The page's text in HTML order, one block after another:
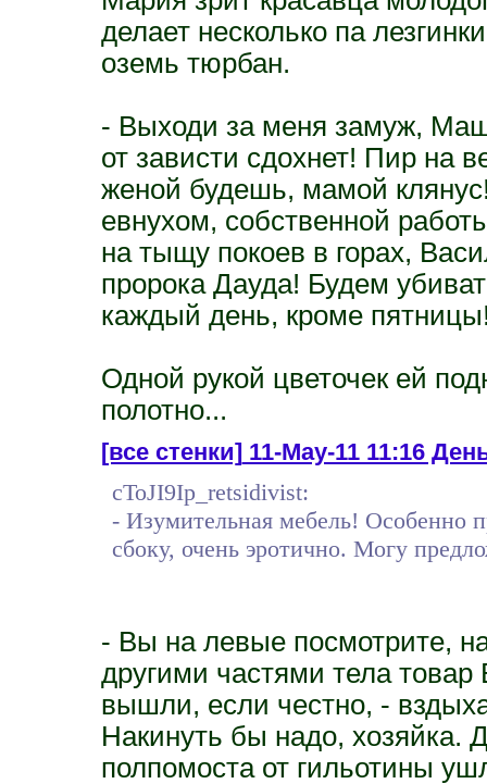
делает несколько па
оземь тюрбан.
- Выходи за меня замуж,
от зависти сдохнет! Пир на
женой будешь, мамой
евнухом, собственной
на тыщу покоев в горах,
пророка Дауда! Будем
каждый день, кроме
Одной рукой цветочек ей
полотно...
[все стенки]11-May-11 11:16
cToJI9Ip_retsidivist:
- Изумительная мебель! Особенно
сбоку, очень эротично. Могу
- Вы на левые посмотрите,
другими частями тела
вышли, если честно, -
Накинуть бы надо, хозяйка.
полпомоста от гильотины